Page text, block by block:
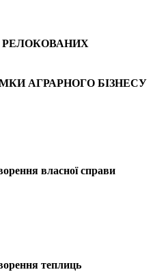
РЕЛОКОВАНИХ
АГРАРНОГО БІЗНЕСУ
власної справи
теплиць